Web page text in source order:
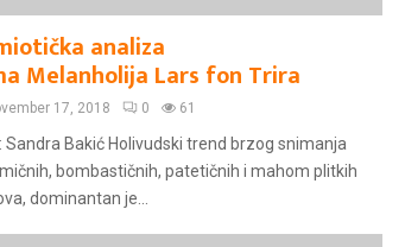
analiza
Melanholija Lars fon Trira
17, 2018 0 61
Sandra Bakić Holivudski trend brzog snimanja
bombastičnih, patetičnih i mahom plitkih
dominantan je...